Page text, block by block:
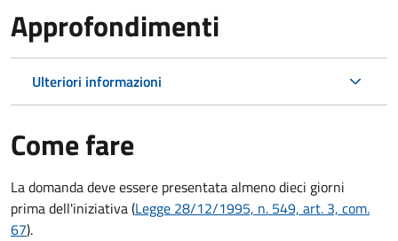
Approfondimenti
Ulteriori informazioni
Come fare
La domanda deve essere presentataalmeno dieci giorni
primadell'iniziativa (Legge 28/12/1995, n. 549, art. 3, com.
67).